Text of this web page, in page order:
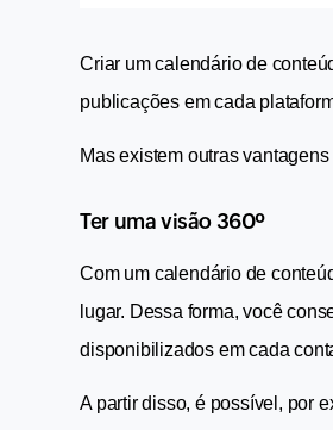
Criar um calendário de
publicações em cada
Mas existem outras
Ter uma visão 360º
Com um calendário de
lugar. Dessa forma, você
disponibilizados em cada
A partir disso, é possível, por